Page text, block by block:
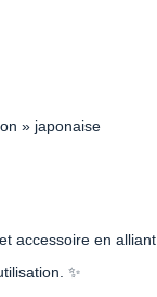
» japonaise
accessoire en alliant
✨